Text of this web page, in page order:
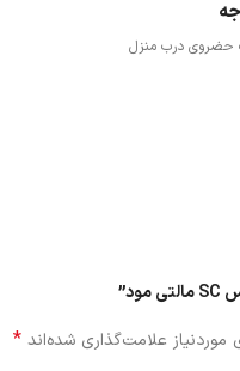
حضروی درب منزل
علامت‌گذاری شده‌اند *